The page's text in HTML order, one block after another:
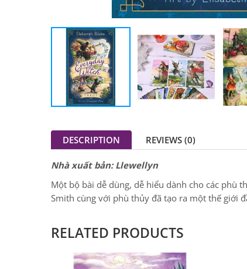
DESCRIPTION REVIEWS (0)
Nhà xuất bản: Llewellyn
Một bộ bài dễ dùng, dễ hiểu dành cho các phù
Smith cùng với phù thủy đã tạo ra một thế giới
RELATED PRODUCTS